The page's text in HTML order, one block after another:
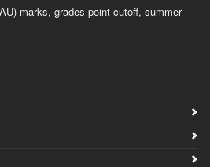
marks, grades point cutoff, summer